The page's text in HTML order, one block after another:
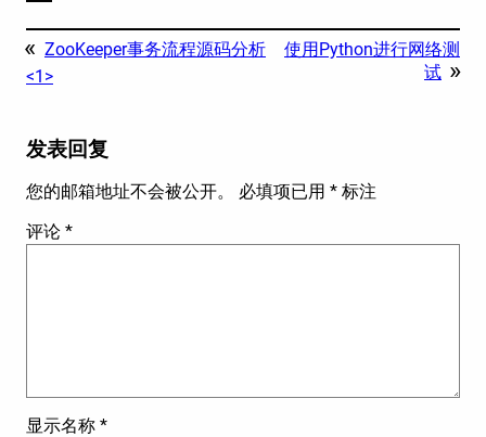
« ZooKeeper事务流程源码分析
<1>
使用Python进行网络测
试 »
发表回复
您的邮箱地址不会被公开。 必填项已用 * 标注
评论 *
显示名称 *